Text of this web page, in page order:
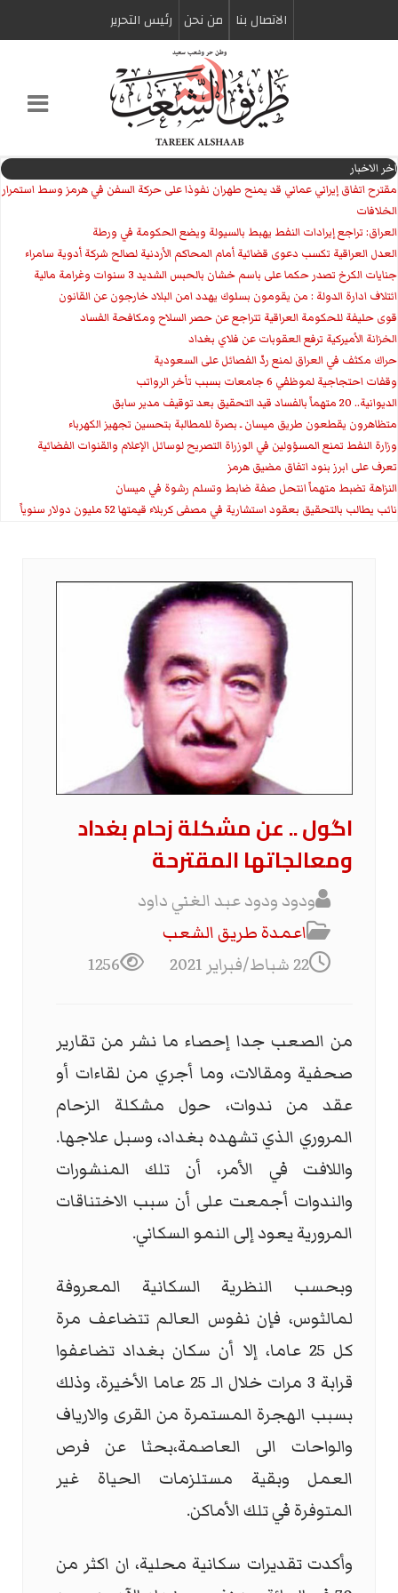
الاتصال بنا من نحن رئیس التحریر
اخر الاخبار
مقترح اتفاق إيراني عماني قد يمنح طهران نفوذا على حركة السفن في هرمز وسط استمرار
الخلافات
العراق: تراجع إيرادات النفط يهبط بالسيولة ويضع الحكومة في ورطة
العدل العراقية تكسب دعوى قضائية أمام المحاكم الأردنية لصالح شركة أدوية سامراء
جنايات الكرخ تصدر حكما على باسم خشان بالحبس الشديد 3 سنوات وغرامة مالية
ائتلاف ادارة الدولة : من يقومون بسلوك يهدد امن البلاد خارجون عن القانون
قوى حليفة للحكومة العراقية تتراجع عن حصر السلاح ومكافحة الفساد
الخزانة الأميركية ترفع العقوبات عن فلاي بغداد
حراك مكثف في العراق لمنع ردّ الفصائل على السعودية
وقفات احتجاجية لموظفي 6 جامعات بسبب تأخر الرواتب
الديوانية.. 20 متهماً بالفساد قيد التحقيق بعد توقيف مدير سابق
متظاهرون يقطعون طريق ميسان ـ بصرة للمطالبة بتحسين تجهيز الكهرباء
وزارة النفط تمنع المسؤولين في الوزراة التصريح لوسائل الإعلام والقنوات الفضائية
تعرف على ابرز بنود اتفاق مضيق هرمز
النزاهة تضبط متهماً انتحل صفة ضابط وتسلم رشوة في ميسان
نائب يطالب بالتحقيق بعقود استشارية في مصفى كربلاء قيمتها 52 مليون دولار سنوياً
اگول .. عن مشكلة زحام بغداد
ومعالجاتها المقترحة
ودود ودود عبد الغني داود
اعمدة طريق الشعب
22 شباط/فبراير 2021
1256
من الصعب جدا إحصاء ما نشر من تقارير
صحفية ومقالات، وما أجري من لقاءات أو
عقد من ندوات، حول مشكلة الزحام
المروري الذي تشهده بغداد، وسبل علاجها.
واللافت في الأمر، أن تلك المنشورات
والندوات أجمعت على أن سبب الاختناقات
المرورية يعود إلى النمو السكاني.
وبحسب النظرية السكانية المعروفة
لمالثوس، فإن نفوس العالم تتضاعف مرة
كل 25 عاما، إلا أن سكان بغداد تضاعفوا
قرابة 3 مرات خلال الـ 25 عاما الأخيرة، وذلك
بسبب الهجرة المستمرة من القرى والارياف
والواحات الى العاصمة،بحثا عن فرص
العمل وبقية مستلزمات الحياة غير
المتوفرة في تلك الأماكن.
وأكدت تقديرات سكانية محلية، ان اكثر من